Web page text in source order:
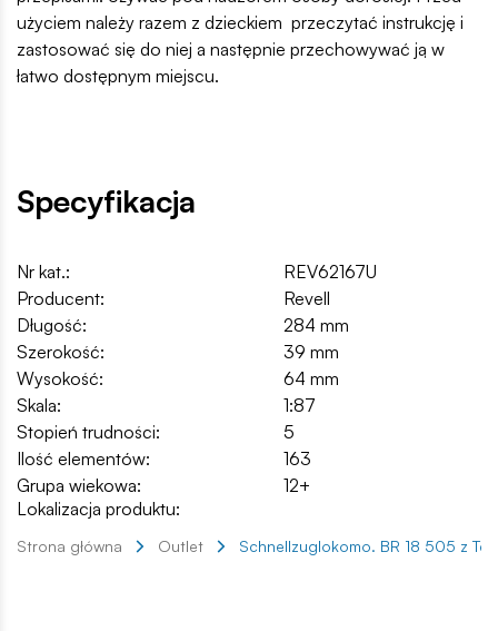
użyciem należy razem z dzieckiem przeczytać instrukcję i
zastosować się do niej a następnie przechowywać ją w
łatwo dostępnym miejscu.
Specyfikacja
Nr kat.:
REV62167U
Producent:
Revell
Długość:
284 mm
Szerokość:
39 mm
Wysokość:
64 mm
Skala:
1:87
Stopień trudności:
5
Ilość elementów:
163
Grupa wiekowa:
12+
Lokalizacja produktu:
Strona główna Outlet Schnellzuglokomo. BR 18 505 z